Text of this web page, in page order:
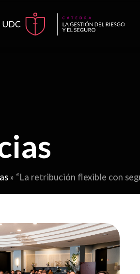
» “La retribución flexible con